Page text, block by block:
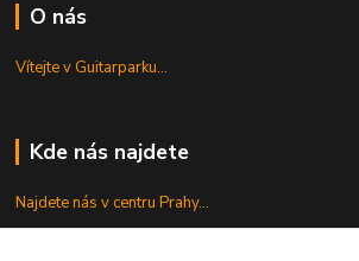
O nás
Vítejte v Guitarparku...
Kde nás najdete
Najdete nás v centru Prahy...